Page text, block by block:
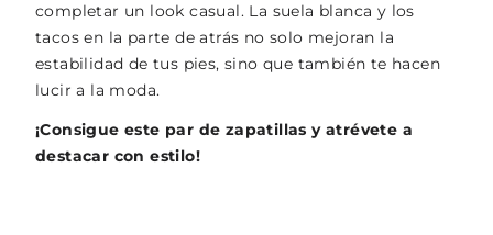
completar un look casual. La suela blanca y los
tacos en la parte de atrás no solo mejoran la
estabilidad de tus pies, sino que también te hacen
lucir a la moda.
¡Consigue este par de zapatillas y atrévete a
destacar con estilo!